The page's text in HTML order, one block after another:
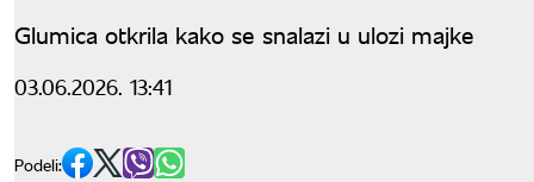
Glumica otkrila kako se snalazi u ulozi majke
03.06.2026. 13:41
Podeli: